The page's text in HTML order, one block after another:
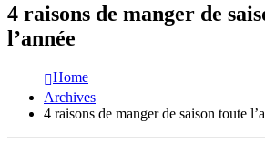
4 raisons de manger de
l’année
Home
Archives
4 raisons de manger de saison toute